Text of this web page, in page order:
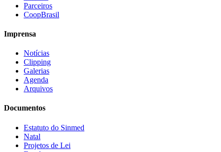
Parceiros
CoopBrasil
Imprensa
Notícias
Clipping
Galerias
Agenda
Arquivos
Documentos
Estatuto do Sinmed
Natal
Projetos de Lei